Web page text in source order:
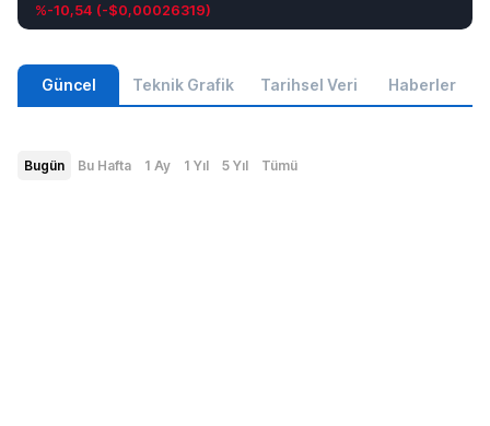
%-10,54 (-$0,00026319)
Güncel Teknik Grafik Tarihsel Veri Haberler
Bugün Bu Hafta 1 Ay 1 Yıl 5 Yıl Tümü